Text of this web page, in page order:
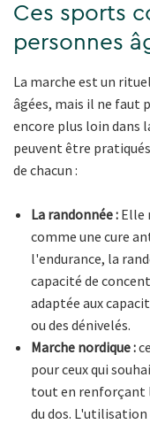
Ces sports
personnes
La marche est un
âgées, mais il ne faut
encore plus loin dans
peuvent être
de chacun :
La randonnée : Elle
comme une cure
l'endurance, la
capacité de
adaptée aux
ou des dénivelés.
Marche nordique :
pour ceux qui
tout en renforçant
du dos.